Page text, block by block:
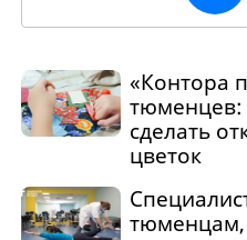
«Контора
тюменцев:
сделать
цветок
тюменцам,